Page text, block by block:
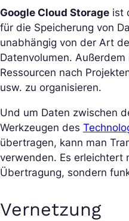
Google Cloud Storage ist
für die Speicherung von
unabhängig von der Art
Datenvolumen.
Ressourcen nach
usw. zu organisieren.
Und um Daten zwischen
Werkzeugen des
übertragen, kann man
verwenden. Es erleichtert
Übertragung, sondern
Vernetzung